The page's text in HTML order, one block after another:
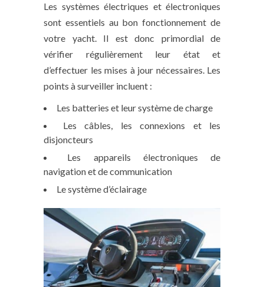
Les systèmes électriques et électroniques
sont essentiels au bon fonctionnement de
votre yacht. Il est donc primordial de
vérifier régulièrement leur état et
d’effectuer les mises à jour nécessaires. Les
points à surveiller incluent :
Les batteries et leur système de charge
Les câbles, les connexions et les
disjoncteurs
Les appareils électroniques de
navigation et de communication
Le système d’éclairage